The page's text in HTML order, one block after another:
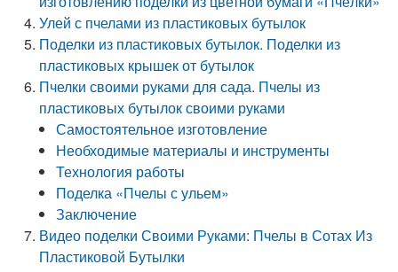
Улей с пчелами из пластиковых бутылок
Поделки из пластиковых бутылок. Поделки из
пластиковых крышек от бутылок
Пчелки своими руками для сада. Пчелы из
пластиковых бутылок своими руками
Самостоятельное изготовление
Необходимые материалы и инструменты
Технология работы
Поделка «Пчелы с ульем»
Заключение
Видео поделки Своими Руками: Пчелы в Сотах Из
Пластиковой Бутылки